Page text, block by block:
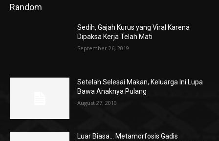
Random
Sedih, Gajah Kurus yang Viral Karena
Dipaksa Kerja Telah Mati
September 26, 2019
Setelah Selesai Makan, Keluarga Ini Lupa
Bawa Anaknya Pulang
August 27, 2019
Luar Biasa… Metamorfosis Gadis